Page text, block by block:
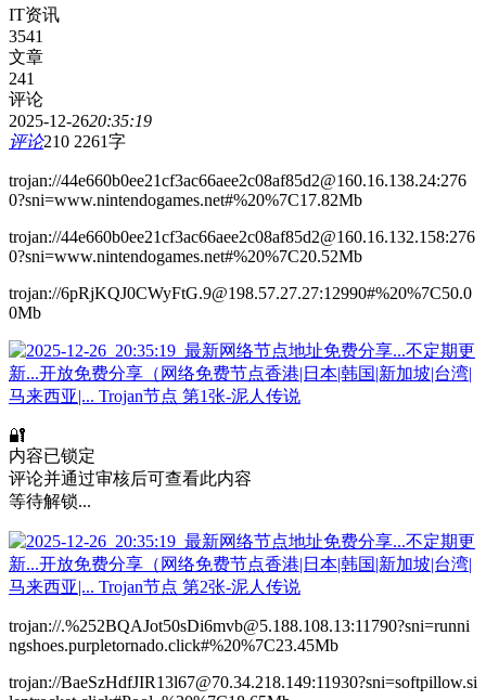
IT资讯
3541
文章
241
评论
2025-12-2620:35:19
评论210 2261字
trojan://44e660b0ee21cf3ac66aee2c08af85d2@160.16.138.24:276
0?sni=www.nintendogames.net#%20%7C17.82Mb
trojan://44e660b0ee21cf3ac66aee2c08af85d2@160.16.132.158:276
0?sni=www.nintendogames.net#%20%7C20.52Mb
trojan://6pRjKQJ0CWyFtG.9@198.57.27.27:12990#%20%7C50.0
0Mb
🔐
内容已锁定
评论并通过审核后可查看此内容
等待解锁...
trojan://.%252BQAJot50sDi6mvb@5.188.108.13:11790?sni=runni
ngshoes.purpletornado.click#%20%7C23.45Mb
trojan://BaeSzHdfJIR13l67@70.34.218.149:11930?sni=softpillow.si